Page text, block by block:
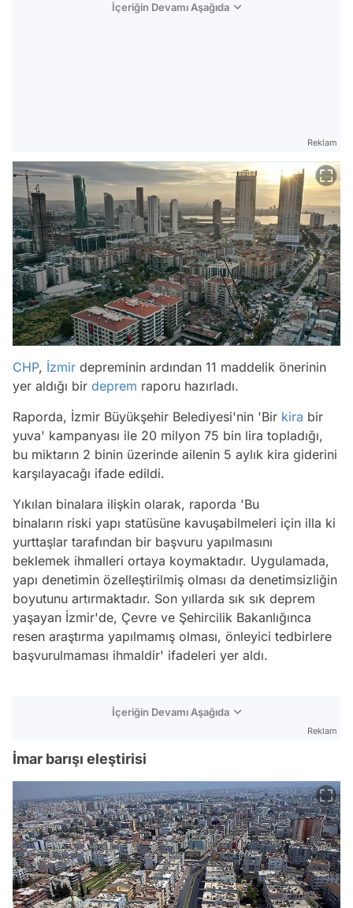
İçeriğin Devamı Aşağıda
Reklam
CHP, İzmir depreminin ardından 11 maddelik önerinin
yer aldığı bir deprem raporu hazırladı.
Raporda, İzmir Büyükşehir Belediyesi'nin 'Bir kira bir
yuva' kampanyası ile 20 milyon 75 bin lira topladığı,
bu miktarın 2 binin üzerinde ailenin 5 aylık kira giderini
karşılayacağı ifade edildi.
Yıkılan binalara ilişkin olarak, raporda 'Bu
binaların riski yapı statüsüne kavuşabilmeleri için illa ki
yurttaşlar tarafından bir başvuru yapılmasını
beklemek ihmalleri ortaya koymaktadır. Uygulamada,
yapı denetimin özelleştirilmiş olması da denetimsizliğin
boyutunu artırmaktadır. Son yıllarda sık sık deprem
yaşayan İzmir'de, Çevre ve Şehircilik Bakanlığınca
resen araştırma yapılmamış olması, önleyici tedbirlere
başvurulmaması ihmaldir' ifadeleri yer aldı.
İçeriğin Devamı Aşağıda
Reklam
İmar barışı eleştirisi